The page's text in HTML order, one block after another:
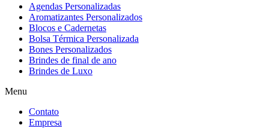
Agendas Personalizadas
Aromatizantes Personalizados
Blocos e Cadernetas
Bolsa Térmica Personalizada
Bones Personalizados
Brindes de final de ano
Brindes de Luxo
Menu
Contato
Empresa